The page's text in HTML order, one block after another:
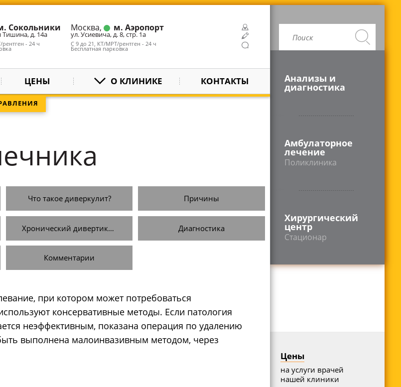
Сокольники
Тишина, д. 14а
- 24 ч
Москва, м. Аэропорт
ул. Усиевича, д. 8, стр. 1а
С 9 до 21, КТ/МРТ/рентген - 24 ч
Бесплатная парковка
ЦЕНЫ О КЛИНИКЕ КОНТАКТЫ
Что такое диверкулит? Причины
Хронический дивертикулит Диагностика
Комментарии
при котором может потребоваться
консервативные методы. Если патология
неэффективным, показана операция по удалению
выполнена малоинвазивным методом, через
Анализы и
диагностика
Амбулаторное
лечение
Поликлиника
Хирургический
центр
Стационар
Цены
на услуги врачей
нашей клиники